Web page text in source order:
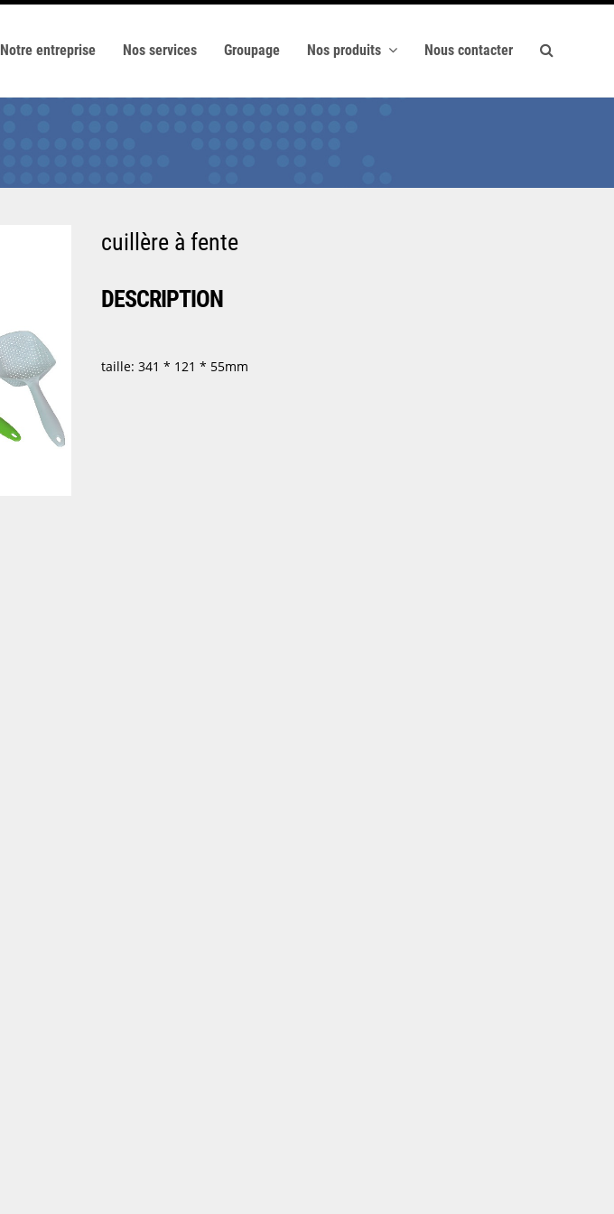
Notre entreprise Nos services Groupage Nos produits Nous contacter
cuillère à fente
DESCRIPTION
taille: 341 * 121 * 55mm